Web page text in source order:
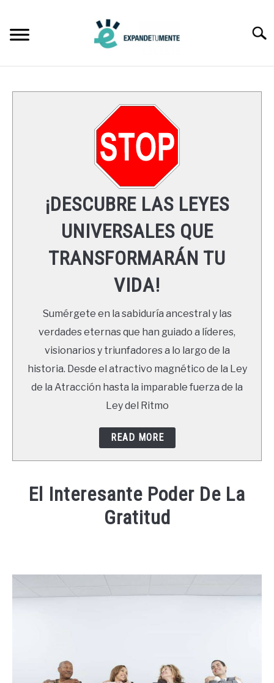
content
LEYES UNIVERSALES
RECURSOS
NEWSLETTER
¡DESCUBRE LAS LEYES
UNIVERSALES QUE
TRANSFORMARÁN TU
VIDA!
Sumérgete en la sabiduría ancestral y las
verdades eternas que han guiado a líderes,
visionarios y triunfadores a lo largo de la
historia. Desde el atractivo magnético de la Ley
de la Atracción hasta la imparable fuerza de la
Ley del Ritmo
READ MORE
El Interesante Poder De La
Gratitud